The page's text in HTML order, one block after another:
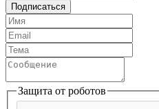
Подписаться
Защита от роботов